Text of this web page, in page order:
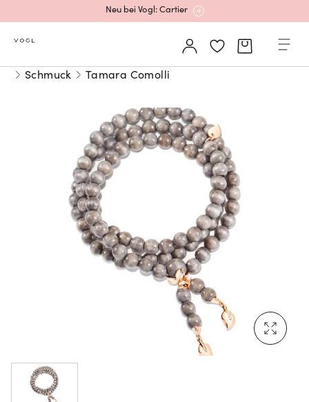
Neu bei Vogl: Cartier
Mehr erfahren: Ikonische Uhren von Cartier
Rolex Certified Pre-Owned entdecken
Neu bei Vogl: Uhren von Grand Seiko
Neu bei Vogl: Cartier
Mehr erfahren: Ikonische Uhren von Cartier
Schmuck Tamara Comolli